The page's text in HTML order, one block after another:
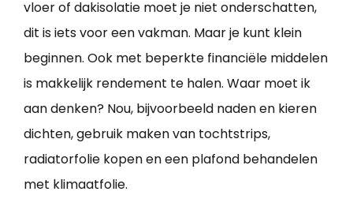
vloer of dakisolatie moet je niet onderschatten,
dit is iets voor een vakman. Maar je kunt klein
beginnen. Ook met beperkte financiële middelen
is makkelijk rendement te halen. Waar moet ik
aan denken? Nou, bijvoorbeeld naden en kieren
dichten, gebruik maken van tochtstrips,
radiatorfolie kopen en een plafond behandelen
met klimaatfolie.